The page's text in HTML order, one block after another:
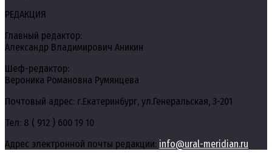
РЕДАКЦИЯ
Главный редактор:
Александр Владимирович Аникин
Шеф-редактор:
Вероника Романовна Румянцева
Почтовый адрес: г.Екатеринбург, ул.Генеральская, 3-201
Тел: 8 ( 912 ) 600 19 10
Адрес электронной почты редакции: info@ural-meridian.ru